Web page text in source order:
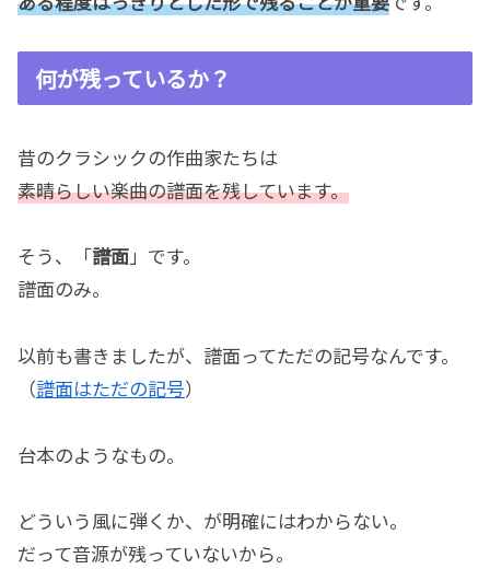
何が残っているか？
昔のクラシックの作曲家たちは
素晴らしい楽曲の譜面を残しています。
そう、「譜面」です。
譜面のみ。
以前も書きましたが、譜面ってただの記号なんです。
（譜面はただの記号）
台本のようなもの。
どういう風に弾くか、が明確にはわからない。
だって音源が残っていないから。